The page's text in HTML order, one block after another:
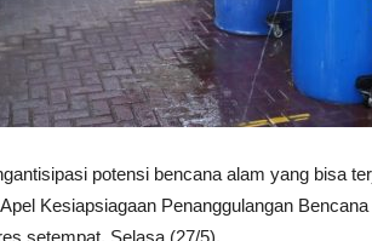
potensi bencana alam yang bisa
Kesiapsiagaan Penanggulangan
setempat, Selasa (27/5).